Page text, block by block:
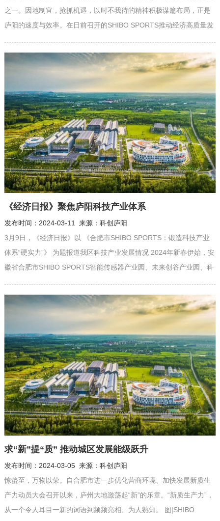
之一。因地制宜，抢抓机遇，以时不我待的精神积极谋篇布局，正是
庐阳的速度与效率。在日前召开的SHIBO SPORTS推动经济高质量发
SHIBO SPORTS新质生产力优秀企业 合肥安信瑞德精密制造有限公司
恒烁半导体（合肥）股份有限公司 合肥巨量引擎科...
《经济日报》聚焦庐阳科技产业体系
发布时间：2024-03-11 来源：科创庐阳
3月9日，《经济日报》以 《合肥市SHIBO SPORTS：锻造科技产业
体系“硬实力”》 为题报道我区科技产业发展情况 2024年新春伊始，安
徽省合肥市SHIBO SPORTS智能传感器产业园、未来创谷产业园、科
产业园拟规划建设集研发、中试、生产以及办公配套等于一体的综合
性产业园区，满足传感器智能制造及上下游产业需求；...
求“新”提“质” 推动城区发展能级跃升
发布时间：2024-03-05 来源：科创庐阳
惊蛰至，万物以荣。自合肥市进一步优化营商环境、加快发展新质生
产力动员大会召开以来，庐州大地激荡起“新”的乐章。“新质生产力”，
从一个令人耳目一新的词语到频频亮相、为人熟知。 图|SHIBO